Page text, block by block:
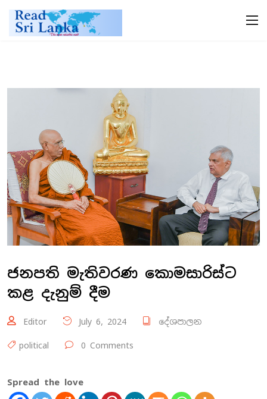
ජනපති මැතිවරණ කොමසාරිස්ට
කළ දැනුම් දීම
Editor July 6, 2024 දේශපාලන
political 0 Comments
Spread the love